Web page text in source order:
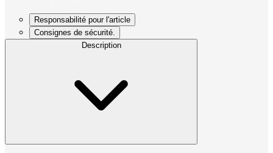
Responsabilité pour l'article
Consignes de sécurité.
Description